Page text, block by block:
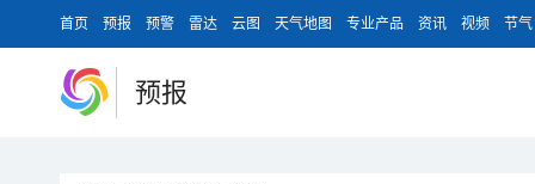
首页 预报 预警 雷达 云图 天气地图 专业产品 资讯 视频 节气
预报